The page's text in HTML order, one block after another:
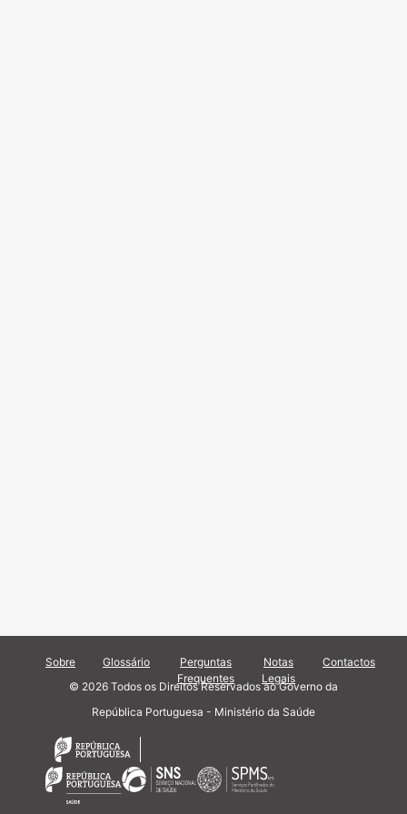
Sobre Glossário
Perguntas
Frequentes
Notas
Legais
Contactos
© 2026 Todos os Direitos Reservados ao Governo da
República Portuguesa - Ministério da Saúde